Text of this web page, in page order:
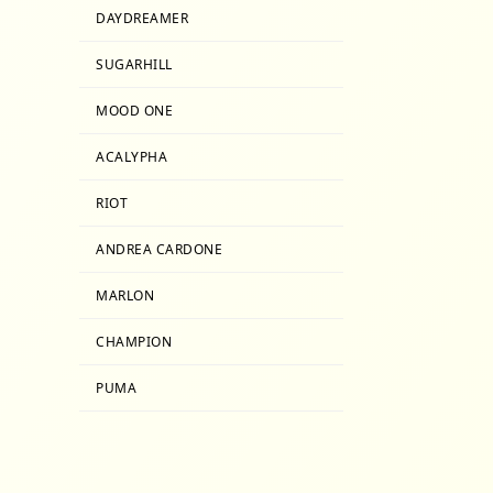
DAYDREAMER
SUGARHILL
MOOD ONE
ACALYPHA
RIOT
ANDREA CARDONE
MARLON
CHAMPION
PUMA